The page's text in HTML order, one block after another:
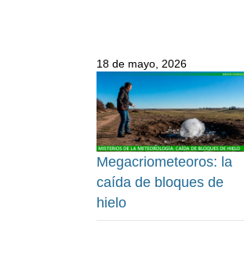
18 de mayo, 2026
Megacriometeoros: la
caída de bloques de
hielo